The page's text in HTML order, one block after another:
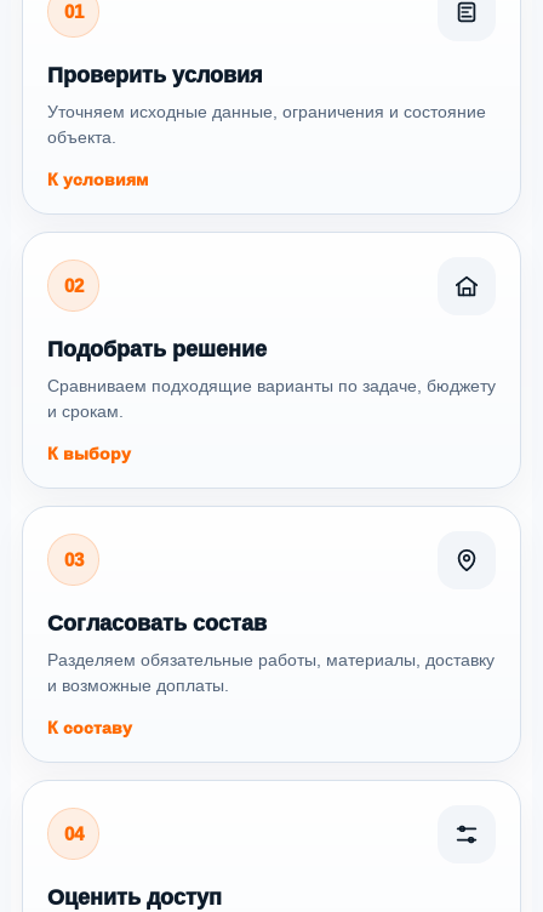
01
Проверить условия
Уточняем исходные данные, ограничения и состояние
объекта.
К условиям
02
Подобрать решение
Сравниваем подходящие варианты по задаче, бюджету
и срокам.
К выбору
03
Согласовать состав
Разделяем обязательные работы, материалы, доставку
и возможные доплаты.
К составу
04
Оценить доступ